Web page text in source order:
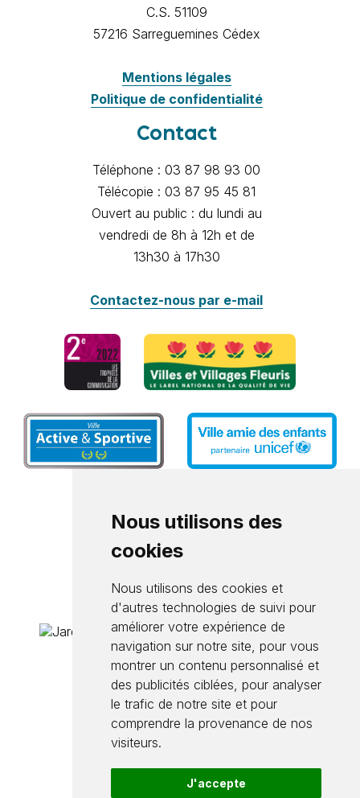
Nous utilisons des
cookies
Nous utilisons des cookies et
d'autres technologies de suivi pour
améliorer votre expérience de
navigation sur notre site, pour vous
montrer un contenu personnalisé et
des publicités ciblées, pour analyser
le trafic de notre site et pour
comprendre la provenance de nos
visiteurs.
J'accepte
C.S. 51109
57216 Sarreguemines Cédex
Mentions légales
Politique de confidentialité
Contact
Téléphone : 03 87 98 93 00
Télécopie : 03 87 95 45 81
Ouvert au public : du lundi au
vendredi de 8h à 12h et de
13h30 à 17h30
Contactez-nous par e-mail